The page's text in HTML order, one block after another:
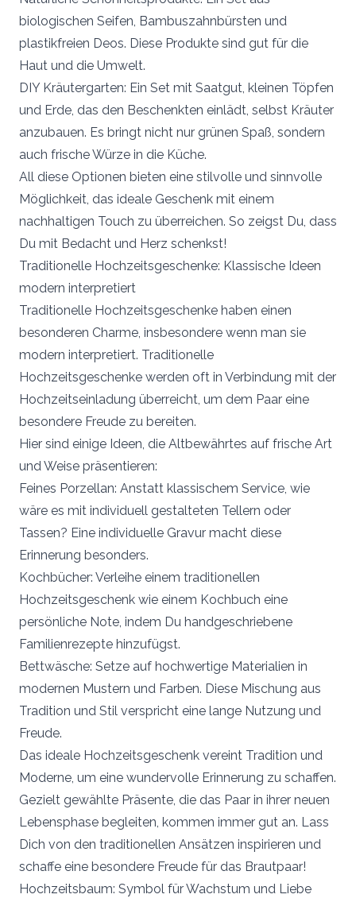
biologischen Seifen, Bambuszahnbürsten und
plastikfreien Deos. Diese Produkte sind gut für die
Haut und die Umwelt.
DIY Kräutergarten: Ein Set mit Saatgut, kleinen Töpfen
und Erde, das den Beschenkten einlädt, selbst Kräuter
anzubauen. Es bringt nicht nur grünen Spaß, sondern
auch frische Würze in die Küche.
All diese Optionen bieten eine stilvolle und sinnvolle
Möglichkeit, das ideale Geschenk mit einem
nachhaltigen Touch zu überreichen. So zeigst Du, dass
Du mit Bedacht und Herz schenkst!
Traditionelle Hochzeitsgeschenke: Klassische Ideen
modern interpretiert
Traditionelle Hochzeitsgeschenke haben einen
besonderen Charme, insbesondere wenn man sie
modern interpretiert. Traditionelle
Hochzeitsgeschenke werden oft in Verbindung mit der
Hochzeitseinladung überreicht, um dem Paar eine
besondere Freude zu bereiten.
Hier sind einige Ideen, die Altbewährtes auf frische Art
und Weise präsentieren:
Feines Porzellan: Anstatt klassischem Service, wie
wäre es mit individuell gestalteten Tellern oder
Tassen? Eine individuelle Gravur macht diese
Erinnerung besonders.
Kochbücher: Verleihe einem traditionellen
Hochzeitsgeschenk wie einem Kochbuch eine
persönliche Note, indem Du handgeschriebene
Familienrezepte hinzufügst.
Bettwäsche: Setze auf hochwertige Materialien in
modernen Mustern und Farben. Diese Mischung aus
Tradition und Stil verspricht eine lange Nutzung und
Freude.
Das ideale Hochzeitsgeschenk vereint Tradition und
Moderne, um eine wundervolle Erinnerung zu schaffen.
Gezielt gewählte Präsente, die das Paar in ihrer neuen
Lebensphase begleiten, kommen immer gut an. Lass
Dich von den traditionellen Ansätzen inspirieren und
schaffe eine besondere Freude für das Brautpaar!
Hochzeitsbaum: Symbol für Wachstum und Liebe